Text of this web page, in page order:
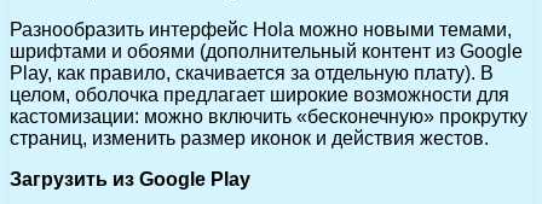
Разнообразить интерфейс Hola можно новыми темами,
шрифтами и обоями (дополнительный контент из Google
Play, как правило, скачивается за отдельную плату). В
целом, оболочка предлагает широкие возможности для
кастомизации: можно включить «бесконечную» прокрутку
страниц, изменить размер иконок и действия жестов.
Загрузить из Google Play